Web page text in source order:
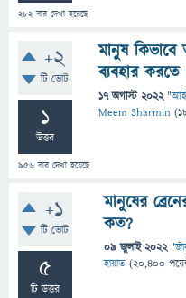
282বার দেখা হয়েছে
+2
টি ভোট
1
উত্তর
956 বার দেখা হয়েছে
মানুষ কিভাবে
ব্যবহার করতে
17 অগাস্ট 2022 "
Meem Sharmin (
+1
টি ভোট
5
টি উত্তর
মানুষের
কত?
09 জুলাই 2022 "
হায়াত (20,400